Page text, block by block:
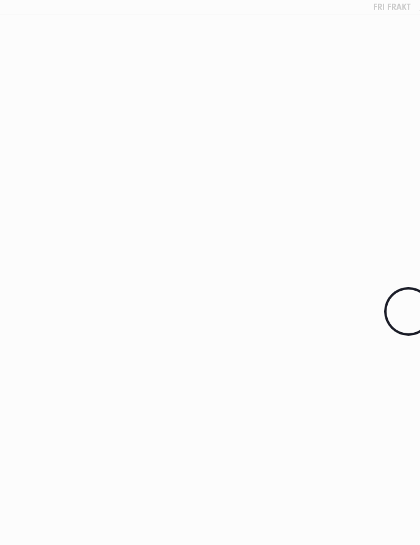
FRI FRAKT